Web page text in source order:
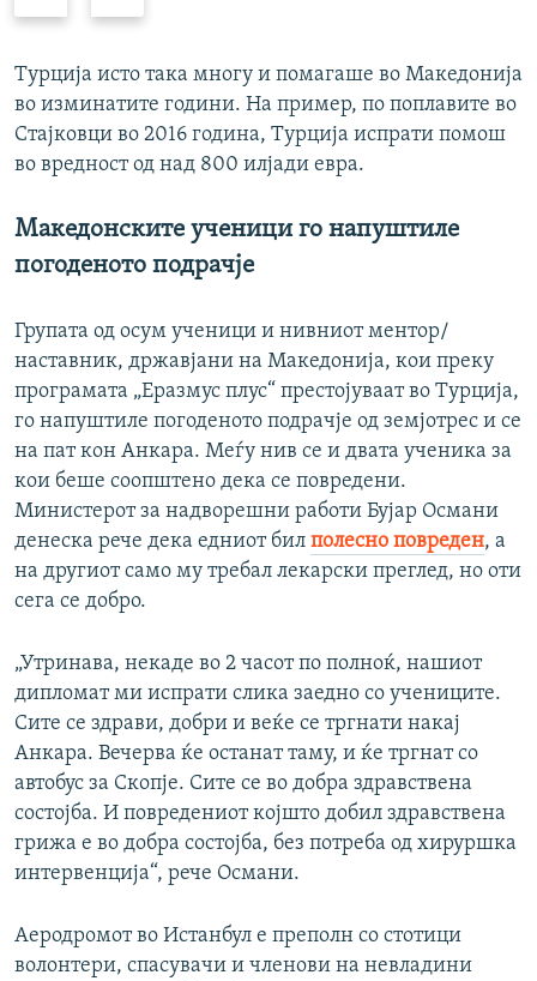
v
i
o
u
s
i
e
s
l
i
e
Турција исто така многу и помагаше во Македонија
во изминатите години. На пример, по поплавите во
Стајковци во 2016 година, Турција испрати помош
во вредност од над 800 илјади евра.
Македонските ученици го напуштиле
погоденото подрачје
Групата од осум ученици и нивниот ментор/
наставник, државјани на Македонија, кои преку
програмата „Еразмус плус“ престојуваат во Турција,
го напуштиле погоденото подрачје од земјотрес и се
на пат кон Анкара. Меѓу нив се и двата ученика за
кои беше соопштено дека се повредени.
Министерот за надворешни работи Бујар Османи
денеска рече дека едниот бил полесно повреден, а
на другиот само му требал лекарски преглед, но оти
сега се добро.
„Утринава, некаде во 2 часот по полноќ, нашиот
дипломат ми испрати слика заедно со учениците.
Сите се здрави, добри и веќе се тргнати накај
Анкара. Вечерва ќе останат таму, и ќе тргнат со
автобус за Скопје. Сите се во добра здравствена
состојба. И повредениот којшто добил здравствена
грижа е во добра состојба, без потреба од хируршка
интервенција“, рече Османи.
Аеродромот во Истанбул е преполн со стотици
волонтери, спасувачи и членови на невладини